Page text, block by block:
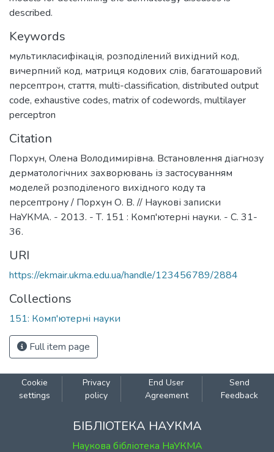
described.
Keywords
мультикласифікація, розподілений вихідний код,
вичерпний код, матриця кодових слів, багатошаровий
персептрон, стаття, multi-classification, distributed output
code, exhaustive codes, matrix of codewords, multilayer
perceptron
Citation
Порхун, Олена Володимирівна. Встановлення діагнозу
дерматологічних захворювань із застосуванням
моделей розподіленого вихідного коду та
персептрону / Порхун О. В. // Наукові записки
НаУКМА. - 2013. - Т. 151 : Комп'ютерні науки. - С. 31-
36.
URI
https://ekmair.ukma.edu.ua/handle/123456789/2884
Collections
151: Комп'ютерні науки
Full item page
Cookie
settings
Privacy
policy
End User
Agreement
Send
Feedback
БІБЛІОТЕКА НАУКМА
Наукова бібліотека НаУКМА